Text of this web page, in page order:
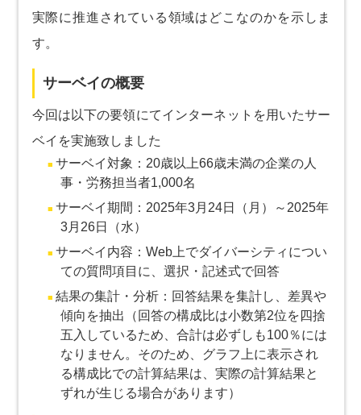
実際に推進されている領域はどこなのかを示しま
す。
サーベイの概要
今回は以下の要領にてインターネットを用いたサー
ベイを実施致しました
サーベイ対象：20歳以上66歳未満の企業の人
事・労務担当者1,000名
サーベイ期間：2025年3月24日（月）～2025年
3月26日（水）
サーベイ内容：Web上でダイバーシティについ
ての質問項目に、選択・記述式で回答
結果の集計・分析：回答結果を集計し、差異や
傾向を抽出（回答の構成比は小数第2位を四捨
五入しているため、合計は必ずしも100％には
なりません。そのため、グラフ上に表示され
る構成比での計算結果は、実際の計算結果と
ずれが生じる場合があります）